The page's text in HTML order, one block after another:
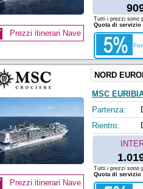
Prezzi itinerari Nave
Tutti i prezzi sono
Quota di servizio
NORD
MSC
Partenza:
Rientro:
Prezzi itinerari Nave
Tutti i prezzi sono
Quota di servizio